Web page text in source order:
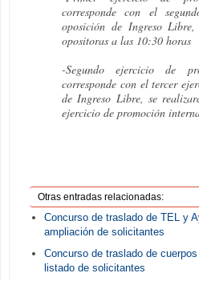
corresponde con el
oposición de Ingreso
opositoras a las 10:30 horas
-Segundo ejercicio de
corresponde con el tercer
de Ingreso Libre, se
ejercicio de promoción
Otras entradas relacionadas:
Concurso de traslado de TEL y
ampliación de solicitantes
Concurso de traslado de
listado de solicitantes